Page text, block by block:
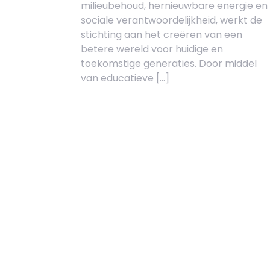
milieubehoud, hernieuwbare energie en
sociale verantwoordelijkheid, werkt de
stichting aan het creëren van een
betere wereld voor huidige en
toekomstige generaties. Door middel
van educatieve […]